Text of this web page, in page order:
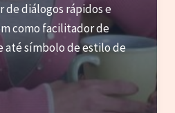
de diálogos rápidos e
como facilitador de
até símbolo de estilo de